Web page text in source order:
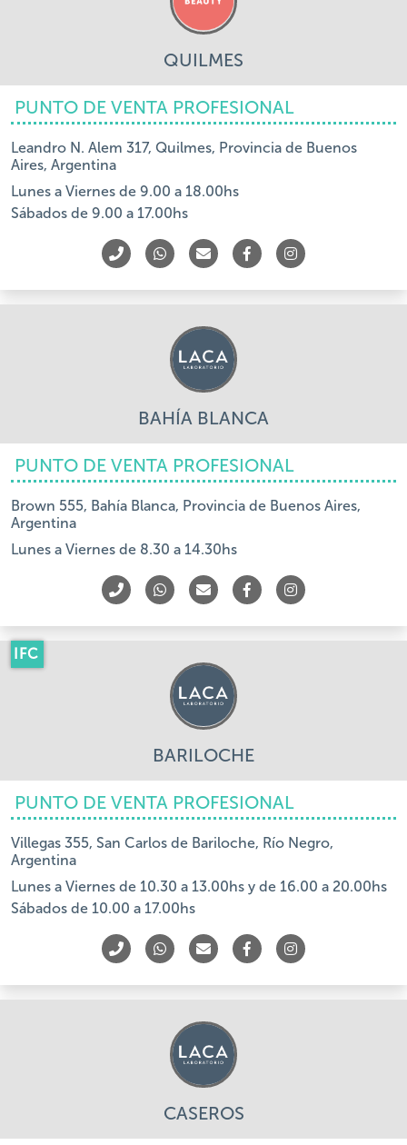
QUILMES
PUNTO DE VENTA PROFESIONAL
Leandro N. Alem 317, Quilmes, Provincia de Buenos
Aires, Argentina
Lunes a Viernes de 9.00 a 18.00hs
Sábados de 9.00 a 17.00hs
BAHÍA BLANCA
PUNTO DE VENTA PROFESIONAL
Brown 555, Bahía Blanca, Provincia de Buenos Aires,
Argentina
Lunes a Viernes de 8.30 a 14.30hs
IFC
BARILOCHE
PUNTO DE VENTA PROFESIONAL
Villegas 355, San Carlos de Bariloche, Río Negro,
Argentina
Lunes a Viernes de 10.30 a 13.00hs y de 16.00 a 20.00hs
Sábados de 10.00 a 17.00hs
CASEROS